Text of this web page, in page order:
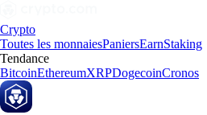
Crypto
Toutes les monnaiesPaniersEarnStaking
Tendance
BitcoinEthereumXRPDogecoinCronos